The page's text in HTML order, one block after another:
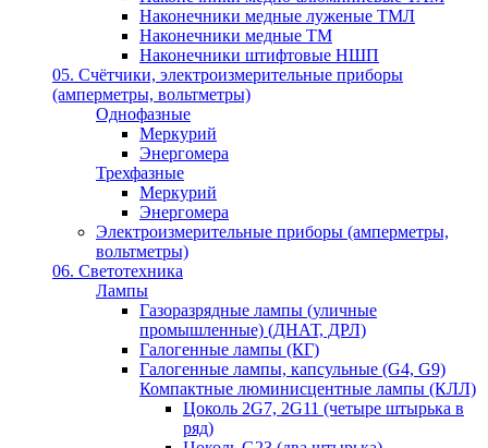
Наконечники медные луженые ТМЛ
Наконечники медные ТМ
Наконечники штифтовые НШП
05. Счётчики, электроизмерительные приборы
(амперметры, вольтметры)
Однофазные
Меркурий
Энергомера
Трехфазные
Меркурий
Энергомера
Электроизмерительные приборы (амперметры,
вольтметры)
06. Светотехника
Лампы
Газоразрядные лампы (уличные
промышленные) (ДНАТ, ДРЛ)
Галогенные лампы (КГ)
Галогенные лампы, капсульные (G4, G9)
Компактные люминисцентные лампы (КЛЛ)
Цоколь 2G7, 2G11 (четыре штырька в
ряд)